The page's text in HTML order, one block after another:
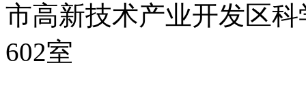
市高新技术产业开发区
602室